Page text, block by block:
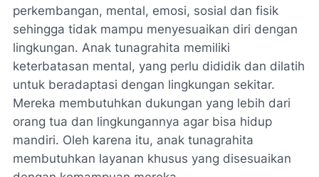
perkembangan, mental, emosi, sosial dan fisik
sehingga tidak mampu menyesuaikan diri dengan
lingkungan. Anak tunagrahita memiliki
keterbatasan mental, yang perlu dididik dan dilatih
untuk beradaptasi dengan lingkungan sekitar.
Mereka membutuhkan dukungan yang lebih dari
orang tua dan lingkungannya agar bisa hidup
mandiri. Oleh karena itu, anak tunagrahita
membutuhkan layanan khusus yang disesuaikan